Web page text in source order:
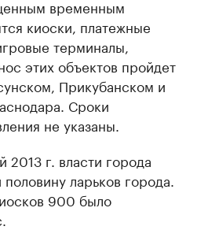
временным
киоски, платежные
терминалы,
этих объектов пройдет
Прикубанском и
Сроки
не указаны.
г. власти города
ларьков города.
900 было